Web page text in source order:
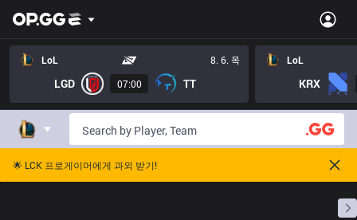
LoL 8. 6. 목
LGD 07:00 TT
LoL
KRX
🌟 LCK 프로게이머에게 과외 받기!
프로빌